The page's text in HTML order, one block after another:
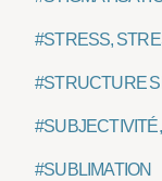
#STRESS,
#STRUCTURE
#SUBLIMATION